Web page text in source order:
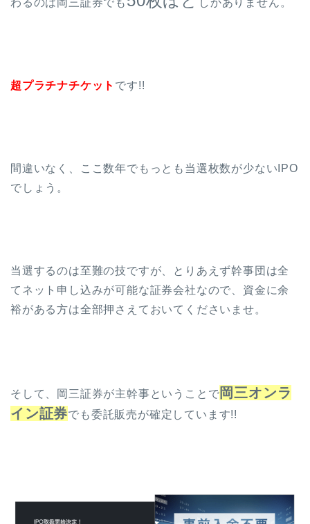
わるのは岡三証券でも
しかありません。
超プラチナチケット です!!
間違いなく、ここ数年でもっとも当選枚数が少ないIPO
でしょう。
当選するのは至難の技ですが、とりあえず幹事団は全
てネット申し込みが可能な証券会社なので、資金に余
裕がある方は全部押さえておいてくださいませ。
そして、岡三証券が主幹事ということで 岡三オンラ
イン証券でも委託販売が確定しています!!